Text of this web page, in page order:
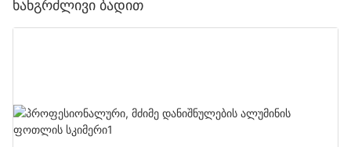
ხანგრძლივი ბადით